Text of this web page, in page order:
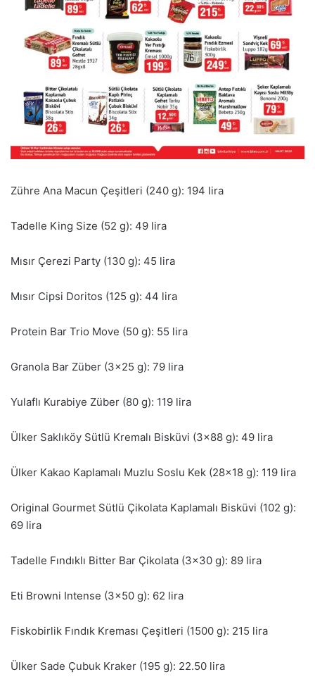
Zühre Ana Macun Çeşitleri (240 g): 194 lira
Tadelle King Size (52 g): 49 lira
Mısır Çerezi Party (130 g): 45 lira
Mısır Cipsi Doritos (125 g): 44 lira
Protein Bar Trio Move (50 g): 55 lira
Granola Bar Züber (3×25 g): 79 lira
Yulaflı Kurabiye Züber (80 g): 119 lira
Ülker Saklıköy Sütlü Kremalı Bisküvi (3×88 g): 49 lira
Ülker Kakao Kaplamalı Muzlu Soslu Kek (28×18 g): 119 lira
Original Gourmet Sütlü Çikolata Kaplamalı Bisküvi (102 g):
69 lira
Tadelle Fındıklı Bitter Bar Çikolata (3×30 g): 89 lira
Eti Browni Intense (3×50 g): 62 lira
Fiskobirlik Fındık Kreması Çeşitleri (1500 g): 215 lira
Ülker Sade Çubuk Kraker (195 g): 22.50 lira